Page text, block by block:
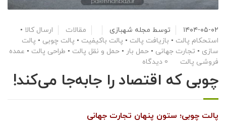
۱۴۰۴-۰۵-۰۲ توسط مجله شهبازی مقالات ارسال کالا •
استحکام پالت • بازیافت پالت • پالت باکیفیت • پالت چوبی • پالت
سازی • تجارت جهانی • حمل بار • حمل و نقل پالت • طراحی پالت • عمده
فروشی پالت
0 دیدگاه
چوبی که اقتصاد را جابه‌جا می‌کند!
پالت چوبی؛ ستون پنهان تجارت جهانی